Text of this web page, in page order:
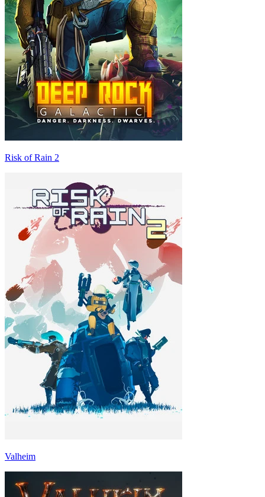
Risk of Rain 2
Valheim